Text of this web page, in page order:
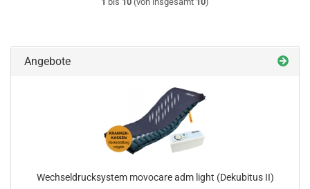
Angebote
Wechseldrucksystem movocare adm light (Dekubitus II)